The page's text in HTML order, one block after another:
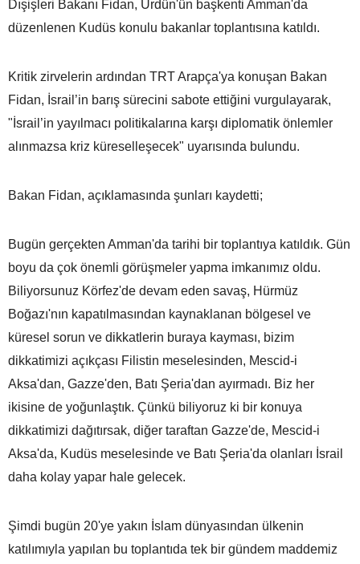
Dışişleri Bakanı Fidan, Ürdün'ün başkenti Amman'da
düzenlenen Kudüs konulu bakanlar toplantısına katıldı.
Kritik zirvelerin ardından TRT Arapça'ya konuşan Bakan
Fidan, İsrail’in barış sürecini sabote ettiğini vurgulayarak,
"İsrail’in yayılmacı politikalarına karşı diplomatik önlemler
alınmazsa kriz küreselleşecek" uyarısında bulundu.
Bakan Fidan, açıklamasında şunları kaydetti;
Bugün gerçekten Amman'da tarihi bir toplantıya katıldık. Gün
boyu da çok önemli görüşmeler yapma imkanımız oldu.
Biliyorsunuz Körfez'de devam eden savaş, Hürmüz
Boğazı'nın kapatılmasından kaynaklanan bölgesel ve
küresel sorun ve dikkatlerin buraya kayması, bizim
dikkatimizi açıkçası Filistin meselesinden, Mescid-i
Aksa'dan, Gazze'den, Batı Şeria'dan ayırmadı. Biz her
ikisine de yoğunlaştık. Çünkü biliyoruz ki bir konuya
dikkatimizi dağıtırsak, diğer taraftan Gazze'de, Mescid-i
Aksa'da, Kudüs meselesinde ve Batı Şeria'da olanları İsrail
daha kolay yapar hale gelecek.
Şimdi bugün 20'ye yakın İslam dünyasından ülkenin
katılımıyla yapılan bu toplantıda tek bir gündem maddemiz